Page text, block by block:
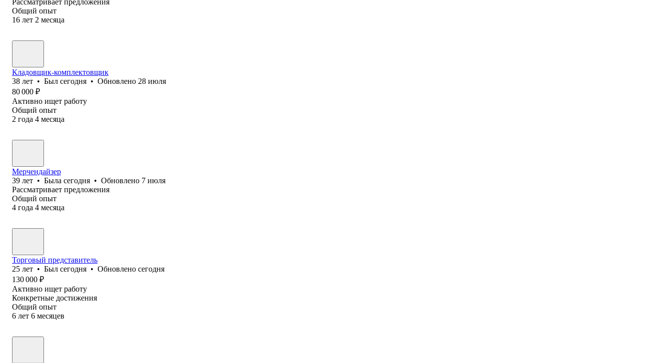
Общий опыт
16 лет 2 месяца
Кладовщик-комплектовщик
38 лет • Был сегодня • Обновлено 28 июля
80 000 ₽
Активно ищет работу
Общий опыт
2 года 4 месяца
Мерчендайзер
39 лет • Была сегодня • Обновлено 7 июля
Рассматривает предложения
Общий опыт
4 года 4 месяца
Торговый представитель
25 лет • Был сегодня • Обновлено сегодня
130 000 ₽
Активно ищет работу
Конкретные достижения
Общий опыт
6 лет 6 месяцев